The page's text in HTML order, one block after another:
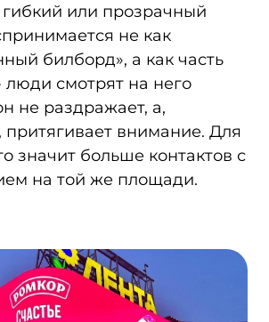
или прозрачный
не как
билборд», а как часть
люди смотрят на него
не раздражает, а,
притягивает внимание. Для
значит больше контактов с
на той же площади.